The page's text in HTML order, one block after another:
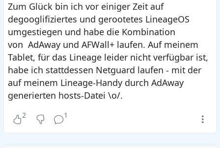
Zum Glück bin ich vor einiger Zeit auf
degooglifiziertes und gerootetes LineageOS
umgestiegen und habe die Kombination
von AdAway und AFWall+ laufen. Auf meinem
Tablet, für das Lineage leider nicht verfügbar ist,
habe ich stattdessen Netguard laufen - mit der
auf meinem Lineage-Handy durch AdAway
generierten hosts-Datei \o/.
2 1